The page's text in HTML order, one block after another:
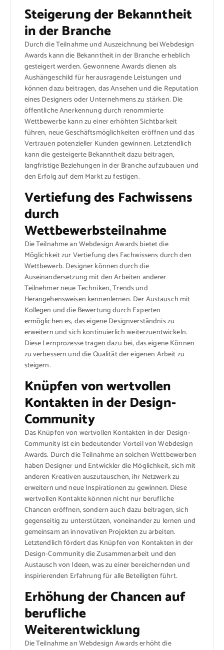
Steigerung der Bekanntheit
in der Branche
Durch die Teilnahme und Auszeichnung bei Webdesign
Awards kann die Bekanntheit in der Branche erheblich
gesteigert werden. Gewonnene Awards dienen als
Aushängeschild für herausragende Leistungen und
können dazu beitragen, das Ansehen und die Reputation
eines Designers oder Unternehmens zu stärken. Die
öffentliche Anerkennung durch renommierte
Wettbewerbe kann zu einer erhöhten Sichtbarkeit
führen, neue Geschäftsmöglichkeiten eröffnen und das
Vertrauen potenzieller Kunden gewinnen. Letztendlich
kann die gesteigerte Bekanntheit dazu beitragen,
langfristige Beziehungen in der Branche aufzubauen und
den Erfolg auf dem Markt zu festigen.
Vertiefung des Fachwissens
durch
Wettbewerbsteilnahme
Die Teilnahme an Webdesign Awards bietet die
Möglichkeit zur Vertiefung des Fachwissens durch den
Wettbewerb. Designer können durch die
Auseinandersetzung mit den Arbeiten anderer
Teilnehmer neue Techniken, Trends und
Herangehensweisen kennenlernen. Der Austausch mit
Kollegen und die Bewertung durch Experten
ermöglichen es, das eigene Designverständnis zu
erweitern und sich kontinuierlich weiterzuentwickeln.
Diese Lernprozesse tragen dazu bei, das eigene Können
zu verbessern und die Qualität der eigenen Arbeit zu
steigern.
Knüpfen von wertvollen
Kontakten in der Design-
Community
Das Knüpfen von wertvollen Kontakten in der Design-
Community ist ein bedeutender Vorteil von Webdesign
Awards. Durch die Teilnahme an solchen Wettbewerben
haben Designer und Entwickler die Möglichkeit, sich mit
anderen Kreativen auszutauschen, ihr Netzwerk zu
erweitern und neue Inspirationen zu gewinnen. Diese
wertvollen Kontakte können nicht nur berufliche
Chancen eröffnen, sondern auch dazu beitragen, sich
gegenseitig zu unterstützen, voneinander zu lernen und
gemeinsam an innovativen Projekten zu arbeiten.
Letztendlich fördert das Knüpfen von Kontakten in der
Design-Community die Zusammenarbeit und den
Austausch von Ideen, was zu einer bereichernden und
inspirierenden Erfahrung für alle Beteiligten führt.
Erhöhung der Chancen auf
berufliche
Weiterentwicklung
Die Teilnahme an Webdesign Awards erhöht die